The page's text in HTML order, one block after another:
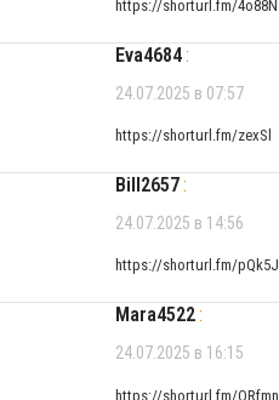
https://shorturl.fm/4o88N
Eva4684:
24.07.2025 в 07:57
https://shorturl.fm/zexSl
Bill2657:
24.07.2025 в 14:56
https://shorturl.fm/pQk5J
Mara4522:
24.07.2025 в 16:15
https://shorturl.fm/QRfmn